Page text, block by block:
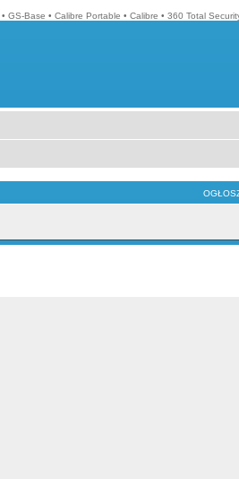
• GS-Base • Calibre Portable • Calibre • 360 Total